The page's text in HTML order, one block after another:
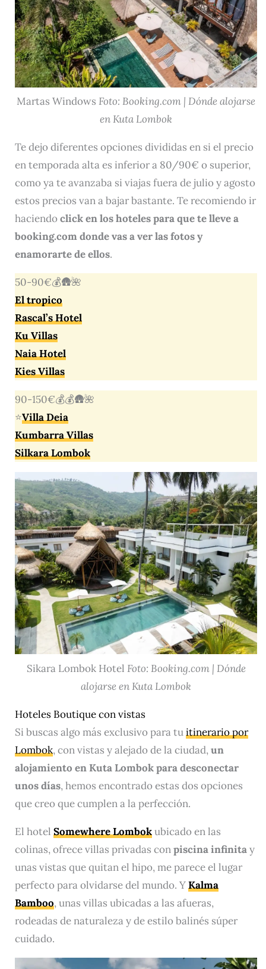
Martas Windows Foto: Booking.com | Dónde alojarse
en Kuta Lombok
Te dejo diferentes opciones divididas en si el precio
en temporada alta es inferior a 80/90€ o superior,
como ya te avanzaba si viajas fuera de julio y agosto
estos precios van a bajar bastante. Te recomiendo ir
haciendoclick en los hoteles para que te lleve a
booking.com donde vas a ver las fotos y
enamorarte de ellos.
50-90€💰🛖🌺
El tropico
Rascal’s Hotel
Ku Villas
Naia Hotel
Kies Villas
90-150€💰💰🛖🌺
⭐Villa Deia
Kumbarra Villas
Silkara Lombok
Sikara Lombok Hotel Foto: Booking.com | Dónde
alojarse en Kuta Lombok
Hoteles Boutique con vistas
Si buscas algo más exclusivo para tuitinerario por
Lombok, con vistas y alejado de la ciudad,un
alojamiento en Kuta Lombok para desconectar
unos días, hemos encontrado estas dos opciones
que creo que cumplen a la perfección.
El hotel Somewhere Lombokubicado en las
colinas, ofrece villas privadas conpiscina infinitay
unas vistas que quitan el hipo, me parece el lugar
perfecto para olvidarse del mundo. YKalma
Bamboo, unas villas ubicadas a las afueras,
rodeadas de naturaleza y de estilo balinés súper
cuidado.